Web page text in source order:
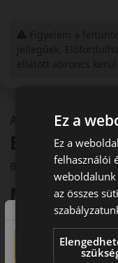
A mintázat
Barum
Barum Polaris 6 téli
Modern
A Barum Polaris 6 a
Barum legújabb téli
Ez a
Ez a
felhasználói
weboldalunk
az összes